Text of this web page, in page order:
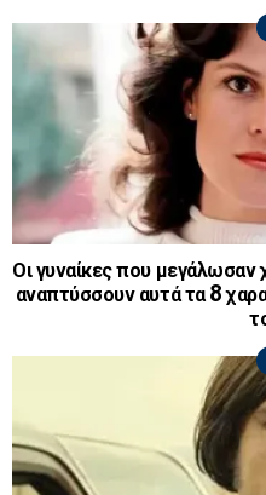
Οι γυναίκες που μεγάλωσαν
αναπτύσσουν αυτά τα 8